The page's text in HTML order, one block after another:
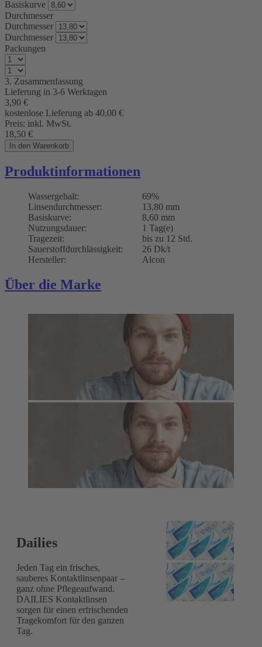
Basiskurve
Durchmesser
Durchmesser
Durchmesser
Packungen
3. Zusammenfassung
Lieferung in 3-6 Werktagen
3,90 €
kostenlose Lieferung ab 40,00 €
Preis: inkl. MwSt.
18,50 €
In den Warenkorb
Produktinformationen
Wassergehalt:
69%
Linsendurchmesser:
13,80 mm
Basiskurve:
8,60 mm
Nutzungsdauer:
1 Tag(e)
Tragezeit:
bis zu 12 Std.
Sauerstoffdurchlässigkeit:
26 Dk/t
Hersteller:
Alcon
Über die Marke
Dailies
Jeden Tag ein frisches,
sauberes Kontaktlinsenpaar –
ganz ohne Pflegeaufwand.
DAILIES Kontaktlinsen
sorgen für einen erfrischenden
Tragekomfort für den ganzen
Tag.